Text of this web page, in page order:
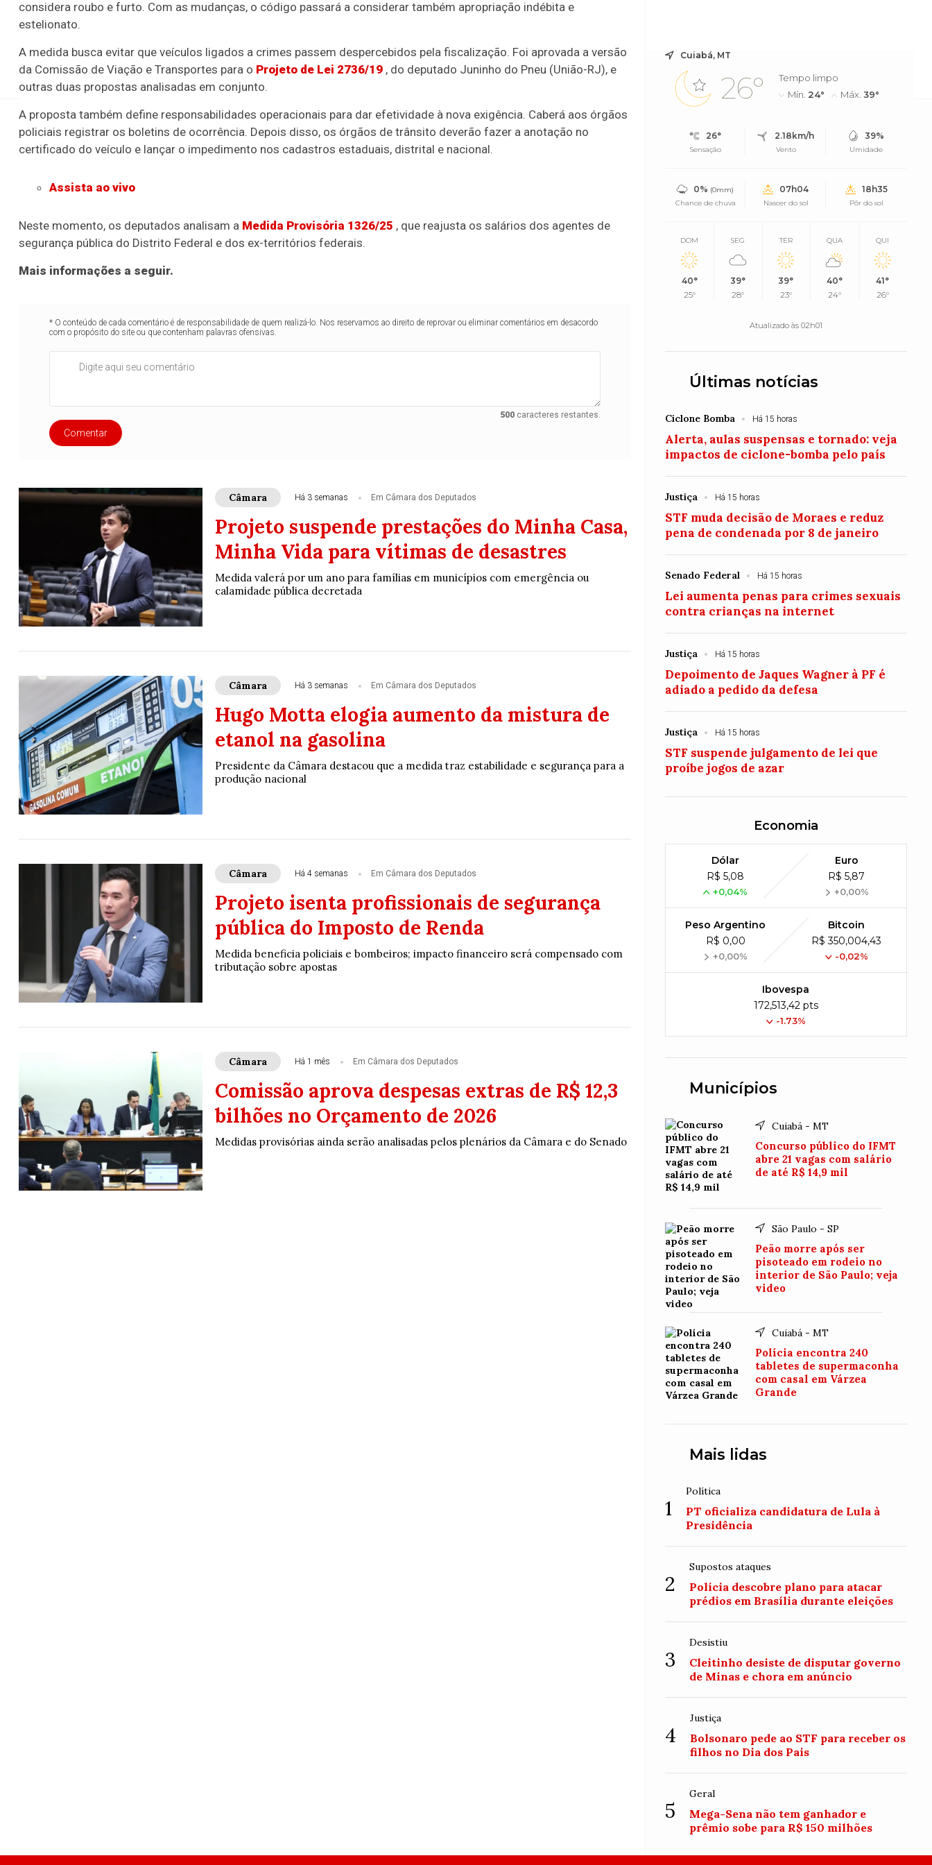
acompanhe
A Câmara dos Deputados aprovou nesta quinta-feira (26) o projeto de lei que inclui os crimes de estelionato e apropriação indébita entre as restriç...
considera roubo e furto. Com as mudanças, o código passará a considerar também apropriação indébita e
estelionato.
A medida busca evitar que veículos ligados a crimes passem despercebidos pela fiscalização. Foi aprovada a versão
da Comissão de Viação e Transportes para o Projeto de Lei 2736/19 , do deputado Juninho do Pneu (União-RJ), e
outras duas propostas analisadas em conjunto.
A proposta também define responsabilidades operacionais para dar efetividade à nova exigência. Caberá aos órgãos
policiais registrar os boletins de ocorrência. Depois disso, os órgãos de trânsito deverão fazer a anotação no
certificado do veículo e lançar o impedimento nos cadastros estaduais, distrital e nacional.
Assista ao vivo
Neste momento, os deputados analisam a Medida Provisória 1326/25 , que reajusta os salários dos agentes de
segurança pública do Distrito Federal e dos ex-territórios federais.
Mais informações a seguir.
* O conteúdo de cada comentário é de responsabilidade de quem realizá-lo. Nos reservamos ao direito de reprovar ou eliminar comentários em desacordo
com o propósito do site ou que contenham palavras ofensivas.
500caracteres restantes.
Comentar
Câmara Há 3 semanas Em Câmara dos Deputados
Projeto suspende prestações do Minha Casa,
Minha Vida para vítimas de desastres
Medida valerá por um ano para famílias em municípios com emergência ou
calamidade pública decretada
Câmara Há 3 semanas Em Câmara dos Deputados
Hugo Motta elogia aumento da mistura de
etanol na gasolina
Presidente da Câmara destacou que a medida traz estabilidade e segurança para a
produção nacional
Câmara Há 4 semanas Em Câmara dos Deputados
Projeto isenta profissionais de segurança
pública do Imposto de Renda
Medida beneficia policiais e bombeiros; impacto financeiro será compensado com
tributação sobre apostas
Câmara Há 1 mês Em Câmara dos Deputados
Comissão aprova despesas extras de R$ 12,3
bilhões no Orçamento de 2026
Medidas provisórias ainda serão analisadas pelos plenários da Câmara e do Senado
Cuiabá, MT
26°
Tempo limpo
Mín. 24° Máx.39°
26°
Sensação
2.18km/h
Vento
39%
Umidade
0% (0mm)
Chance de chuva
07h04
Nascer do sol
18h35
Pôr do sol
DOM
40°
25°
SEG
39°
28°
TER
39°
23°
QUA
40°
24°
QUI
41°
26°
Atualizado às 02h01
Últimas notícias
Ciclone Bomba Há 15 horas
Alerta, aulas suspensas e tornado: veja
impactos de ciclone-bomba pelo país
Justiça Há 15 horas
STF muda decisão de Moraes e reduz
pena de condenada por 8 de janeiro
Senado Federal Há 15 horas
Lei aumenta penas para crimes sexuais
contra crianças na internet
Justiça Há 15 horas
Depoimento de Jaques Wagner à PF é
adiado a pedido da defesa
Justiça Há 15 horas
STF suspende julgamento de lei que
proíbe jogos de azar
Economia
Dólar
R$ 5,08
+0,04%
Euro
R$ 5,87
+0,00%
Peso Argentino
R$ 0,00
+0,00%
Bitcoin
R$ 350,004,43
-0,02%
Ibovespa
172,513,42 pts
-1.73%
Municípios
Cuiabá - MT
Concurso público do IFMT
abre 21 vagas com salário
de até R$ 14,9 mil
São Paulo - SP
Peão morre após ser
pisoteado em rodeio no
interior de São Paulo; veja
video
Cuiabá - MT
Polícia encontra 240
tabletes de supermaconha
com casal em Várzea
Grande
Mais lidas
1
Política
PT oficializa candidatura de Lula à
Presidência
2
Supostos ataques
Polícia descobre plano para atacar
prédios em Brasília durante eleições
3
Desistiu
Cleitinho desiste de disputar governo
de Minas e chora em anúncio
4
Justiça
Bolsonaro pede ao STF para receber os
filhos no Dia dos Pais
5
Geral
Mega-Sena não tem ganhador e
prêmio sobe para R$ 150 milhões